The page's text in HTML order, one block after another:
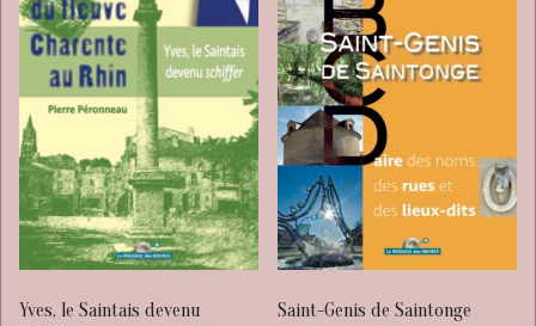
Yves, le Saintais devenu
Saint-Genis de Saintonge